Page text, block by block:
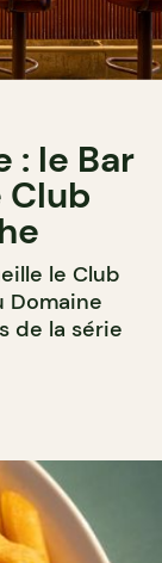
: le Bar
le Club
Domaine
de la série